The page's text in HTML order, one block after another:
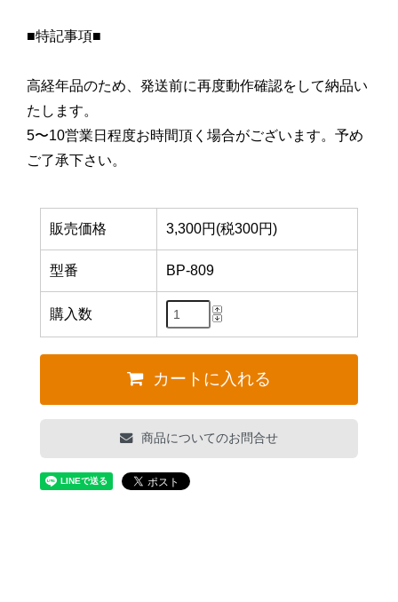
■特記事項■
高経年品のため、発送前に再度動作確認をして納品い
たします。
5〜10営業日程度お時間頂く場合がございます。予め
ご了承下さい。
販売価格 3,300円(税300円)
型番 BP-809
購入数
カートに入れる
商品についてのお問合せ